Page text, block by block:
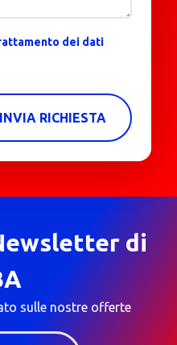
dei dati
INVIA RICHIESTA
di
sulle nostre offerte